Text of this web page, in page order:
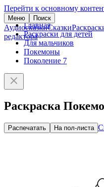
Перейти к основному
Меню Поиск
АудиосказкиСказки
редактора
Главная
Раскраски для детей
Для мальчиков
Покемоны
Поколение 7
Раскраска
Распечатать На пол-листа